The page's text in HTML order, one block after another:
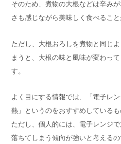
そのため、煮物の大根などは辛み
さも感じながら美味しく食べること
ただし、大根おろしを煮物と同じ
まうと、大根の味と風味が変わっ
す。
よく目にする情報では、「電子レ
熱」というのをおすすめしているも
ただし、個人的には、電子レンジ
落ちてしまう傾向が強いと考える